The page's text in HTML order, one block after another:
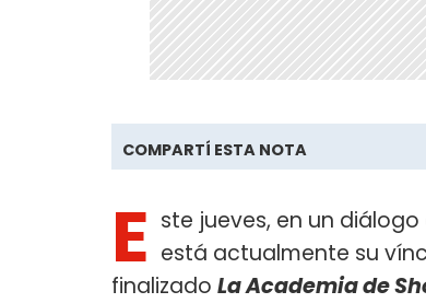
COMPARTÍ ESTA NOTA
E ste jueves, en un diálogo
está actualmente su
finalizado La Academia de